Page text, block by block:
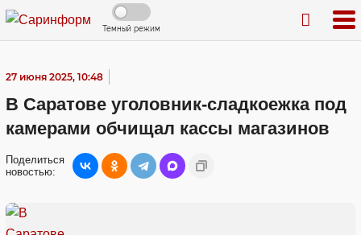
Темный режим
27 июня 2025, 10:48
В Саратове уголовник-сладкоежка под
камерами обчищал кассы магазинов
Поделиться
новостью: